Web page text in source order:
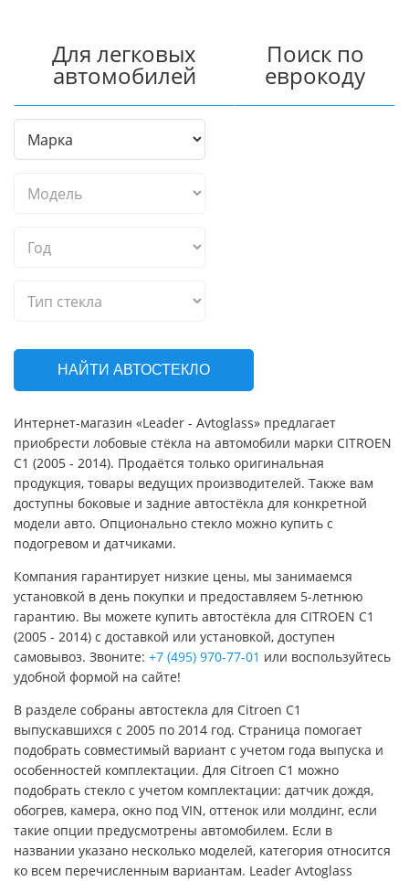
Для легковых
автомобилей
Поиск по
еврокоду
НАЙТИ АВТОСТЕКЛО
Интернет-магазин «Leader - Avtoglass» предлагает
приобрести лобовые стёкла на автомобили марки CITROEN
C1 (2005 - 2014). Продаётся только оригинальная
продукция, товары ведущих производителей. Также вам
доступны боковые и задние автостёкла для конкретной
модели авто. Опционально стекло можно купить с
подогревом и датчиками.
Компания гарантирует низкие цены, мы занимаемся
установкой в день покупки и предоставляем 5-летнюю
гарантию. Вы можете купить автостёкла для CITROEN C1
(2005 - 2014) с доставкой или установкой, доступен
самовывоз. Звоните: +7 (495) 970-77-01 или воспользуйтесь
удобной формой на сайте!
В разделе собраны автостекла для Citroen C1
выпускавшихся с 2005 по 2014 год. Страница помогает
подобрать совместимый вариант с учетом года выпуска и
особенностей комплектации. Для Citroen C1 можно
подобрать стекло с учетом комплектации: датчик дождя,
обогрев, камера, окно под VIN, оттенок или молдинг, если
такие опции предусмотрены автомобилем. Если в
названии указано несколько моделей, категория относится
ко всем перечисленным вариантам. Leader Avtoglass